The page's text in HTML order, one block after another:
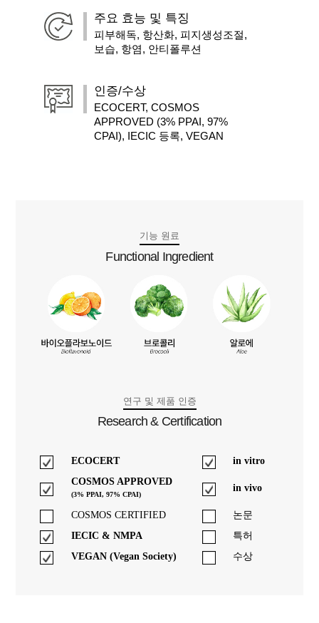
주요 효능 및 특징
피부해독, 항산화, 피지생성조절,
보습, 항염, 안티폴루션
인증/수상
ECOCERT, COSMOS
APPROVED (3% PPAI, 97%
CPAI), IECIC 등록, VEGAN
기능 원료
Functional Ingredient
연구 및 제품 인증
Research & Certification
ECOCERT
in vitro
COSMOS APPROVED
(3% PPAI, 97% CPAI)
in vivo
COSMOS CERTIFIED
논문
IECIC & NMPA
특허
VEGAN (Vegan Society)
수상